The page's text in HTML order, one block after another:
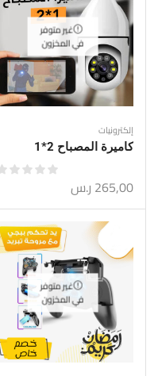
غير متوفر
في المخزون
إلكترونيات
كاميرة المصباح 2*1
265,00 ر.س
غير متوفر
في المخزون